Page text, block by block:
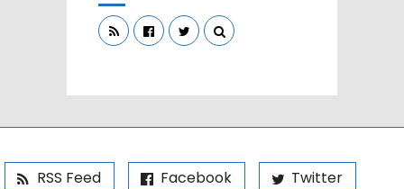
RSS Feed Facebook Twitter